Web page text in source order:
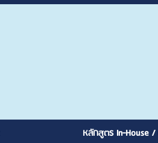
หลักสูตร In-House /